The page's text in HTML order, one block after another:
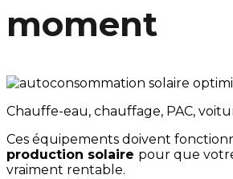
moment
Chauffe-eau, chauffage, PAC,
Ces équipements doivent
production solaire pour que
vraiment rentable.